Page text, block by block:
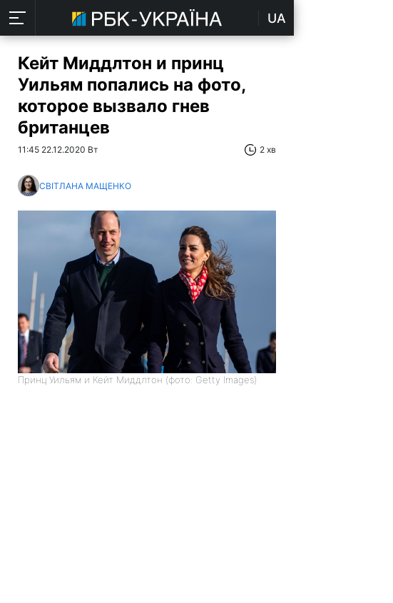
UA
Кейт Миддлтон и принц
Уильям попались на фото,
которое вызвало гнев
британцев
11:45 22.12.2020 Вт 2 хв
СВІТЛАНА МАЩЕНКО
Принц Уильям и Кейт Миддлтон (фото: Getty Images)